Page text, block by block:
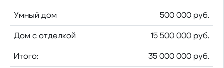
Умный дом 500 000 руб.
Дом с отделкой 15 500 000 руб.
Итого: 35 000 000 руб.